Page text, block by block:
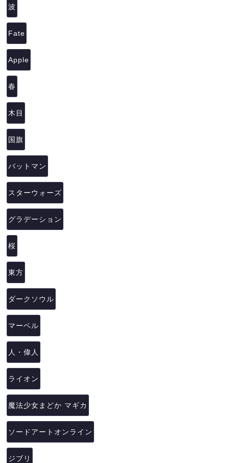
波
Fate
Apple
春
木目
国旗
バットマン
スターウォーズ
グラデーション
桜
東方
ダークソウル
マーベル
人・偉人
ライオン
魔法少女まどか マギカ
ソードアートオンライン
ジブリ